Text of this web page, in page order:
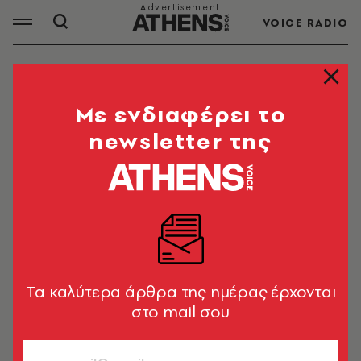
VOICE RADIO
ΕΙΜΙ ΣΟΥΜΕΡ
ΟΛΑ ΤΑ ΑΡΘΡΑ ΤΟΥ TAG
CELEBRITIES
επιπλοκή μετά από κολονοσκόπηση:
«Δεν νιώθω καθόλου σέξι»
Mε ενδιαφέρει το
newsletter της
Tα καλύτερα άρθρα της ημέρας έρχονται
στο mail σου